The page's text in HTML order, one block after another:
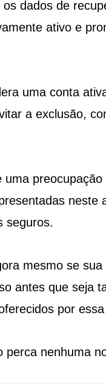
dados de
ativo e
uma conta
a exclusão,
seguros.
mesmo se
antes que seja
por
nenhuma